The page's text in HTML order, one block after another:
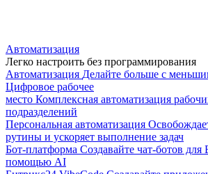
Автоматизация
Легко настроить без программирования
Автоматизация Делайте больше с
Цифровое рабочее
место Комплексная автоматизация
подразделений
Персональная автоматизация
рутины и ускоряет выполнение задач
Бот-платформа Создавайте чат-ботов для
помощью AI